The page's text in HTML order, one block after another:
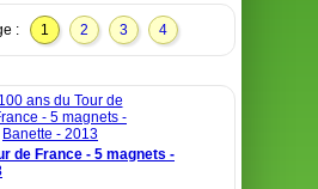
: 1 2 3 4
de France - 5 magnets -